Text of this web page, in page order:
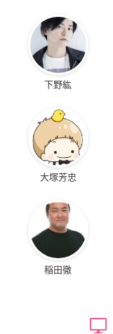
下野紘
大塚芳忠
稲田徹